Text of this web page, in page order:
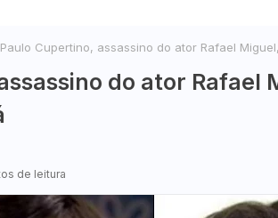
Paulo Cupertino, assassino do ator Rafael
do ator Rafael
de leitura